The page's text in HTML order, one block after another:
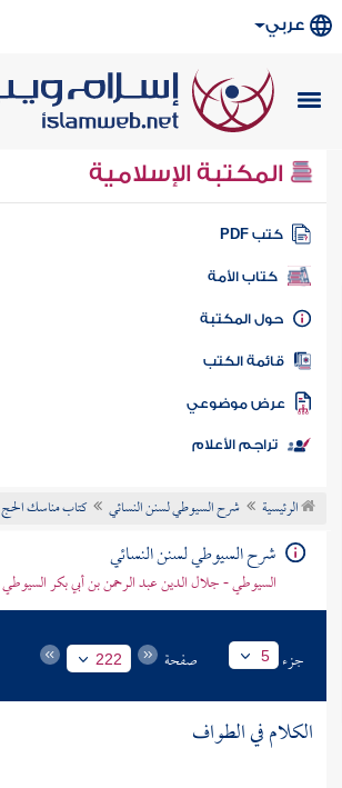
عربي
المكتبة الإسلامية
كتب PDF
كتاب الأمة
المكتبة
الكتب
موضوعي
تراجم الأعلام
الرئيسية شرح السيوطي لسنن النسائي كتاب مناسك الحج
شرح السيوطي لسنن النسائي
السيوطي - جلال الدين عبد الرحمن بن أبي بكر السيوطي
جزء 5 صفحة 222
الكلام في الطواف